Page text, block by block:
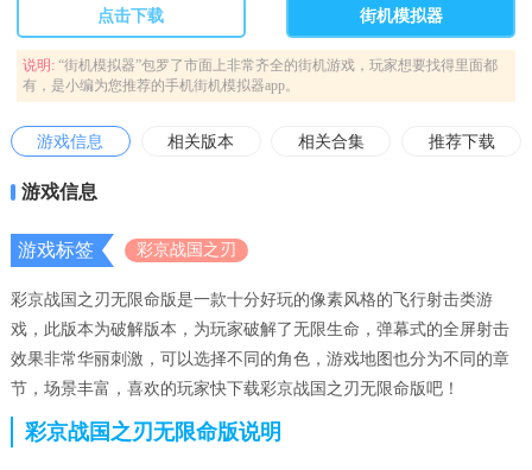
点击下载 街机模拟器
说明: “街机模拟器”包罗了市面上非常齐全的街机游戏，玩家想要找得里面都
有，是小编为您推荐的手机街机模拟器app。
游戏信息 相关版本 相关合集 推荐下载
游戏信息
游戏标签 彩京战国之刃
彩京战国之刃无限命版是一款十分好玩的像素风格的飞行射击类游
戏，此版本为破解版本，为玩家破解了无限生命，弹幕式的全屏射击
效果非常华丽刺激，可以选择不同的角色，游戏地图也分为不同的章
节，场景丰富，喜欢的玩家快下载彩京战国之刃无限命版吧！
彩京战国之刃无限命版说明